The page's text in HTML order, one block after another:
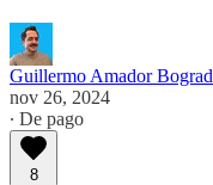
Guillermo Amador Bograd
nov 26, 2024
∙ De pago
8